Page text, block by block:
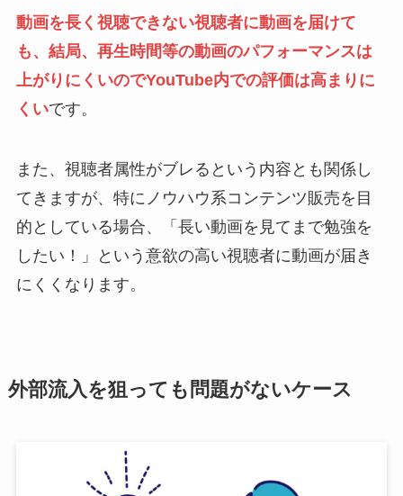
動画を長く視聴できない視聴者に動画を届けて
も、結局、再生時間等の動画のパフォーマンスは
上がりにくいのでYouTube内での評価は高まりに
くいです。
また、視聴者属性がブレるという内容とも関係し
てきますが、特にノウハウ系コンテンツ販売を目
的としている場合、「長い動画を見てまで勉強を
したい！」という意欲の高い視聴者に動画が届き
にくくなります。
外部流入を狙っても問題がないケース